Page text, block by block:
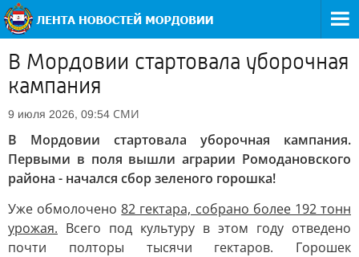
В Мордовии стартовала уборочная
кампания
9 июля 2026, 09:54 СМИ
В Мордовии стартовала уборочная кампания.
Первыми в поля вышли аграрии Ромодановского
района - начался сбор зеленого горошка!
Уже обмолочено82 гектара, собрано более 192 тонн
урожая. Всего под культуру в этом году отведено
почти полторы тысячи гектаров. Горошек